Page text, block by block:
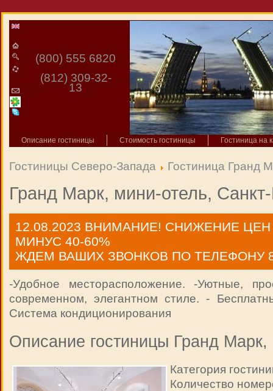
(800) 555 6820
(812) 309-32-
13
Описание гостиницы Стоимость гостиницы Гостиница на
Гостиницы Северо-Запада Гостиница Гранд
Гранд Марк, мини-отель,
12.08.2023 ВНИМАНИЕ! СНИЖЕНИЕ
МИНУС 40-60%
ЖДЕМ ВАШИХ ЗВОНКОВ ПО ТЕЛЕФОНУ 8
-Удобное месторасположение. -Уютные,
современном, элегантном стиле. -
Система кондиционирования
Описание гостиницы Гранд Марк,
Категория
Количество